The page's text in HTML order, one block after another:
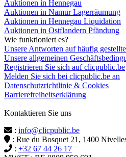
Auktionen in Hennegau
Auktionen in Namur Lagerräumung
Auktionen in Hennegau Liquidation
Auktionen in Ostflandern Pfändung
Wie funktioniert es?
Unsere Antworten auf häufig
Unsere allgemeinen
Registrieren Sie sich auf clicpublic.be
Melden Sie sich bei clicpublic.be an
Datenschutzrichtlinie & Cookies
Barrierefreiheitserklärung
Kontaktieren Sie uns
: info@clicpublic.be
: Rue du Bosquet 21, 1400
: +32 67 44 26 17